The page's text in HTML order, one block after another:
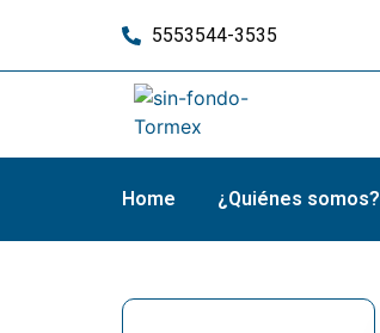
5553544-3535
Home ¿Quiénes somos?